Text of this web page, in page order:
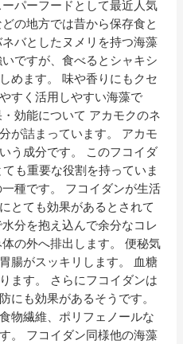
パーフードとして最近人気
の地方では昔から保存食と
バとしたヌメリを持つ海藻
ですが、食べるとシャキシ
めます。 味や香りにもクセ
すく活用しやすい海藻で
効能について アカモクのネ
が詰まっています。 アカモ
う成分です。 このフコイダ
も重要な役割を持っていま
種です。 フコイダンが生活
とても効果があるとされて
分を抱え込んで余分なコレ
の外へ排出します。 便秘気
腸がスッキリします。 血糖
ます。 さらにフコイダンは
にも効果があるそうです。
物繊維、ポリフェノールな
。 フコイダン同様他の海藻